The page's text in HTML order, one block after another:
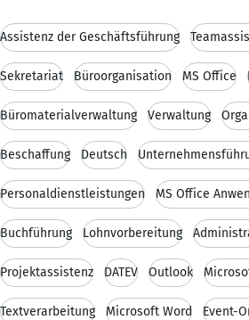
Assistenz der Geschäftsführung
Sekretariat Büroorganisation MS Office
Büromaterialverwaltung Verwaltung
Beschaffung Deutsch
Personaldienstleistungen MS Office
Buchführung Lohnvorbereitung
Projektassistenz DATEV Outlook
Textverarbeitung Microsoft Word Event-